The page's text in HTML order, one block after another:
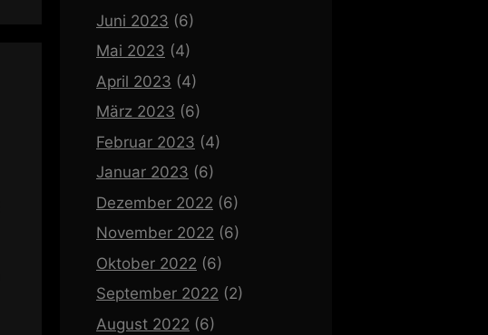
Juni 2023 (6)
Mai 2023 (4)
April 2023 (4)
März 2023 (6)
Februar 2023 (4)
Januar 2023 (6)
Dezember 2022 (6)
November 2022 (6)
Oktober 2022 (6)
September 2022 (2)
August 2022 (6)